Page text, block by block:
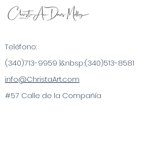
Teléfono:
(340)713-9959 |&nbsp;(340)513-8581
info@ChristaArt.com
#57 Calle de la Compañía